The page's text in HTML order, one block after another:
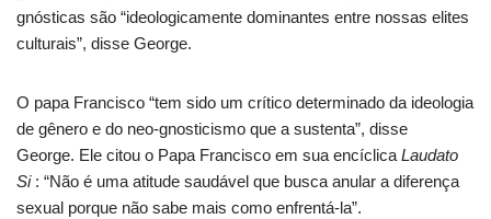
gnósticas são “ideologicamente dominantes entre nossas elites
culturais”, disse George.
O papa Francisco “tem sido um crítico determinado da ideologia
de gênero e do neo-gnosticismo que a sustenta”, disse
George. Ele citou o Papa Francisco em sua encíclica Laudato
Si: “Não é uma atitude saudável que busca anular a diferença
sexual porque não sabe mais como enfrentá-la”.